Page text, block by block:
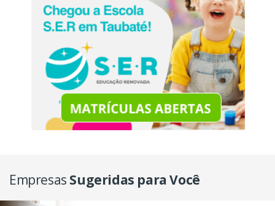
Empresas Sugeridas para Você